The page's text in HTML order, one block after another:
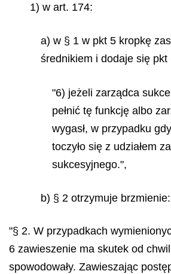
1) w art. 174:
a) w § 1 w pkt 5 kropkę
średnikiem i dodaje się pkt
"6) jeżeli zarządca
pełnić tę funkcję albo
wygasł, w przypadku
toczyło się z udziałem
sukcesyjnego.",
b) § 2 otrzymuje brzmienie:
"§ 2. W przypadkach
6 zawieszenie ma skutek od
spowodowały. Zawieszając